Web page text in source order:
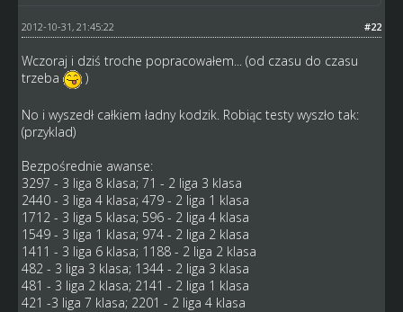
#22
2012-10-31, 21:45:22
Wczoraj i dziś troche popracowałem... (od czasu do czasu
trzeba
)
No i wyszedł całkiem ładny kodzik. Robiąc testy wyszło tak:
(przyklad)
Bezpośrednie awanse:
3297 - 3 liga 8 klasa; 71 - 2 liga 3 klasa
2440 - 3 liga 4 klasa; 479 - 2 liga 1 klasa
1712 - 3 liga 5 klasa; 596 - 2 liga 4 klasa
1549 - 3 liga 1 klasa; 974 - 2 liga 2 klasa
1411 - 3 liga 6 klasa; 1188 - 2 liga 2 klasa
482 - 3 liga 3 klasa; 1344 - 2 liga 3 klasa
481 - 3 liga 2 klasa; 2141 - 2 liga 1 klasa
421 -3 liga 7 klasa; 2201 - 2 liga 4 klasa